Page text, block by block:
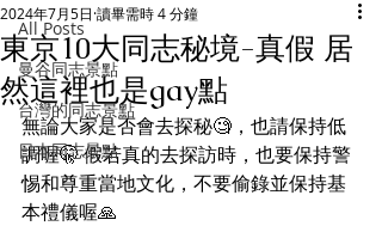
All Posts
曼谷同志景點
台灣的同志景點
日本同志景點
東京10大同志秘境-真假 居
然這裡也是gay點
2024年7月5日 讀畢需時 4 分鐘
無論大家是否會去探秘🧐，也請保持低
調喔🤫 假若真的去探訪時，也要保持警
惕和尊重當地文化，不要偷錄並保持基
本禮儀喔🙏